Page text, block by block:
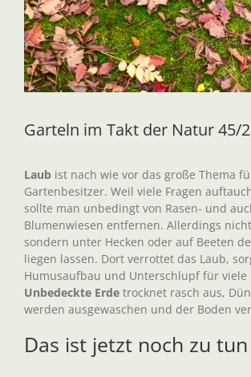
Garteln im Takt der Natur 45/
Laub ist nach wie vor das große Thema
Gartenbesitzer. Weil viele Fragen
sollte man unbedingt von Rasen- und
Blumenwiesen entfernen. Allerdings
sondern unter Hecken oder auf Beeten
liegen lassen. Dort verrottet das Laub,
Humusaufbau und Unterschlupf für viele
Unbedeckte Erde trocknet rasch aus,
werden ausgewaschen und der Boden
Das ist jetzt noch zu tun